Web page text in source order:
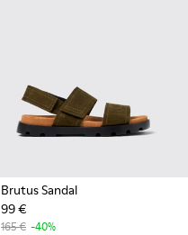
Brutus Sandal
99 €
165 € -40%